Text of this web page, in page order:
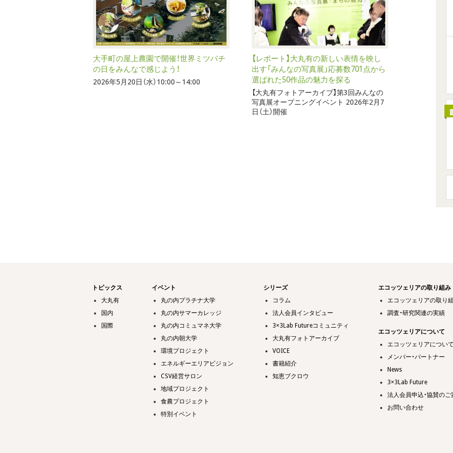
大手町の屋上農園で開催！世界ミツバチ
の日をみんなで感じよう！
2026年5月20日（水）10:00～14:00
【レポート】大丸有の新しい表情を映し
出す「みんなの写真展」応募数701点から
選ばれた50作品の魅力を探る
【大丸有フォトアーカイブ】第3回みんなの
写真展オープニングイベント 2026年2月7
日（土）開催
トピックス
大丸有
国内
国際
イベント
丸の内プラチナ大学
丸の内サマーカレッジ
丸の内コミュマネ大学
丸の内朝大学
環境プロジェクト
エネルギーエリアビジョン
CSV経営サロン
地域プロジェクト
食農プロジェクト
特別イベント
シリーズ
コラム
法人会員インタビュー
3×3Lab Futureコミュニティ
大丸有フォトアーカイブ
VOICE
書籍紹介
知恵ブクロウ
エコッツェリアの取り組み
エコッツェリアの取り
調査・研究関連の実績
エコッツェリアについて
エコッツェリアについ
メンバー・パートナー
News
3×3Lab Future
法人会員申込・協賛のご
お問い合わせ